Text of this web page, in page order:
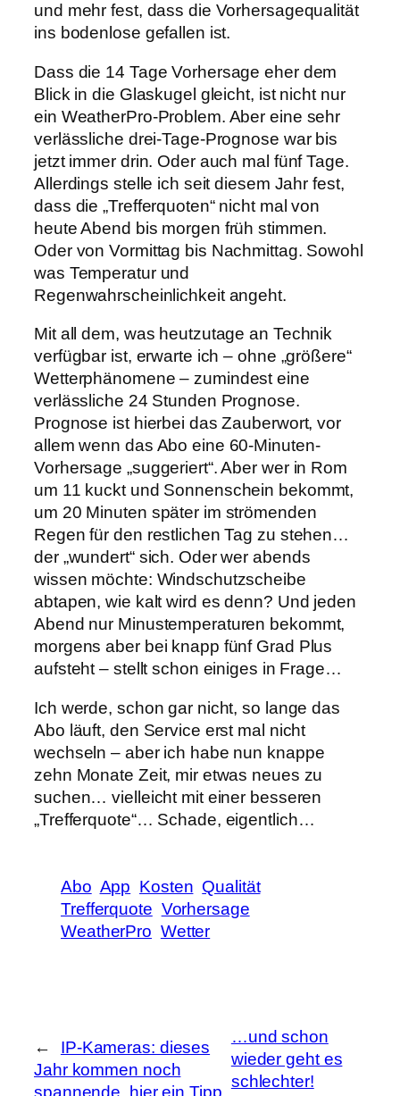
und mehr fest, dass die Vorhersagequalität
ins bodenlose gefallen ist.
Dass die 14 Tage Vorhersage eher dem
Blick in die Glaskugel gleicht, ist nicht nur
ein WeatherPro-Problem. Aber eine sehr
verlässliche drei-Tage-Prognose war bis
jetzt immer drin. Oder auch mal fünf Tage.
Allerdings stelle ich seit diesem Jahr fest,
dass die „Trefferquoten“ nicht mal von
heute Abend bis morgen früh stimmen.
Oder von Vormittag bis Nachmittag. Sowohl
was Temperatur und
Regenwahrscheinlichkeit angeht.
Mit all dem, was heutzutage an Technik
verfügbar ist, erwarte ich – ohne „größere“
Wetterphänomene – zumindest eine
verlässliche 24 Stunden Prognose.
Prognose ist hierbei das Zauberwort, vor
allem wenn das Abo eine 60-Minuten-
Vorhersage „suggeriert“. Aber wer in Rom
um 11 kuckt und Sonnenschein bekommt,
um 20 Minuten später im strömenden
Regen für den restlichen Tag zu stehen…
der „wundert“ sich. Oder wer abends
wissen möchte: Windschutzscheibe
abtapen, wie kalt wird es denn? Und jeden
Abend nur Minustemperaturen bekommt,
morgens aber bei knapp fünf Grad Plus
aufsteht – stellt schon einiges in Frage…
Ich werde, schon gar nicht, so lange das
Abo läuft, den Service erst mal nicht
wechseln – aber ich habe nun knappe
zehn Monate Zeit, mir etwas neues zu
suchen… vielleicht mit einer besseren
„Trefferquote“… Schade, eigentlich…
Abo App Kosten Qualität
Trefferquote Vorhersage
WeatherPro Wetter
←
IP-Kameras: dieses
Jahr kommen noch
spannende, hier ein Tipp
…und schon
wieder geht es
schlechter!